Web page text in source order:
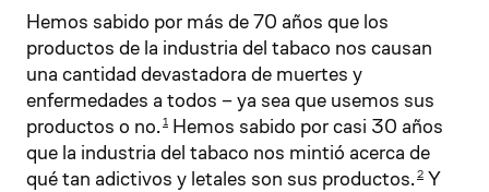
Hemos sabido por más de 70 años que los
productos de la industria del tabaco nos causan
una cantidad devastadora de muertes y
enfermedades a todos – ya sea que usemos sus
productos o no.1 Hemos sabido por casi 30 años
que la industria del tabaco nos mintió acerca de
qué tan adictivos y letales son sus productos.2 Y